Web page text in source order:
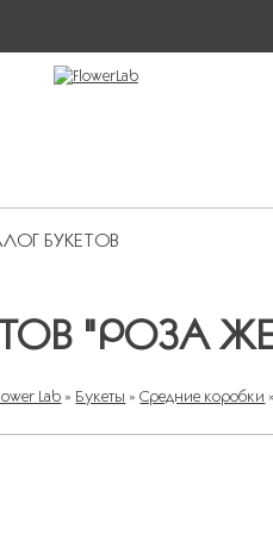
БУКЕТОВ
"РОЗА
Lab » Букеты » Средние коробки »